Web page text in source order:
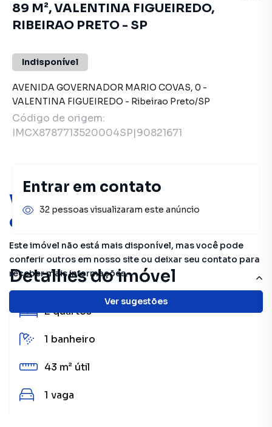
Você pode encontrar novas
oportunidades!
Este imóvel não está mais disponível, mas você pode
conferir outros em nosso site ou deixar seu contato para
receber mais informações.
Ver sugestões
Detalhes do imóvel
2quartos
1 banheiro
43 m² útil
1 vaga
89 M², VALENTINA FIGUEIREDO,
RIBEIRAO PRETO - SP
Indisponível
AVENIDA GOVERNADOR MARIO COVAS, 0 -
VALENTINA FIGUEIREDO - Ribeirao Preto/SP
Código de origem:
IMCX8787713520004SP|90821671
Entrar em contato
32 pessoas visualizaram este anúncio